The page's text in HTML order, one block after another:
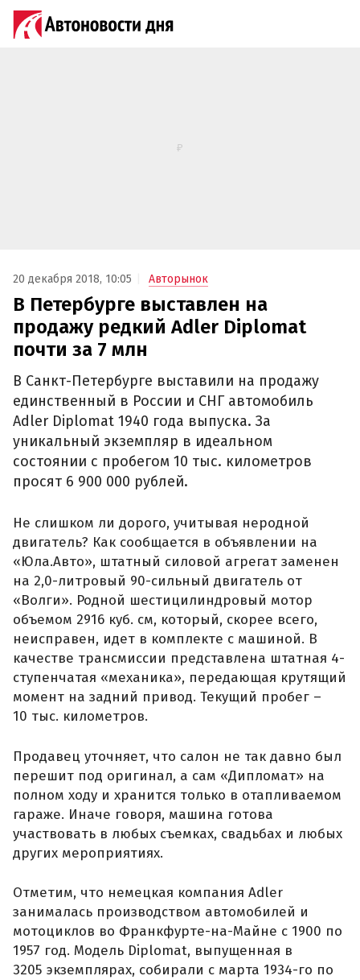
20 декабря 2018, 10:05 Авторынок
В Петербурге выставлен на
продажу редкий Adler Diplomat
почти за 7 млн
В Санкт-Петербурге выставили на продажу
единственный в России и СНГ автомобиль
Adler Diplomat 1940 года выпуска. За
уникальный экземпляр в идеальном
состоянии с пробегом 10 тыс. километров
просят 6 900 000 рублей.
Не слишком ли дорого, учитывая неродной
двигатель? Как сообщается в объявлении на
«Юла.Авто», штатный силовой агрегат заменен
на 2,0-литровый 90-сильный двигатель от
«Волги». Родной шестицилиндровый мотор
объемом 2916 куб. см, который, скорее всего,
неисправен, идет в комплекте с машиной. В
качестве трансмиссии представлена штатная 4-
ступенчатая «механика», передающая крутящий
момент на задний привод. Текущий пробег –
10 тыс. километров.
Продавец уточняет, что салон не так давно был
перешит под оригинал, а сам «Дипломат» на
полном ходу и хранится только в отапливаемом
гараже. Иначе говоря, машина готова
участвовать в любых съемках, свадьбах и любых
других мероприятиях.
Отметим, что немецкая компания Adler
занималась производством автомобилей и
мотоциклов во Франкфурте-на-Майне с 1900 по
1957 год. Модель Diplomat, выпущенная в
3205 экземплярах, собирали с марта 1934-го по